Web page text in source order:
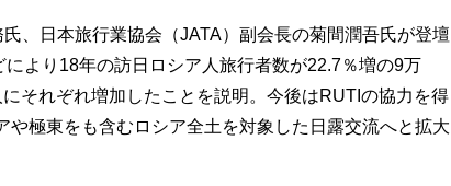
、日本旅行業協会（JATA）副会長の菊間潤吾氏が登壇
より18年の訪日ロシア人旅行者数が22.7％増の9万
それぞれ増加したことを説明。今後はRUTIの協力を得
極東をも含むロシア全土を対象した日露交流へと拡大